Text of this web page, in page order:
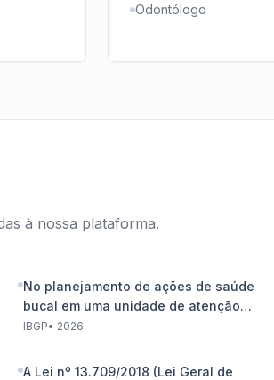
Odontólogo
à nossa plataforma.
No planejamento de ações de saúde
bucal em uma unidade de atenção
prim...
IBGP• 2026
A Lei nº 13.709/2018 (Lei Geral de